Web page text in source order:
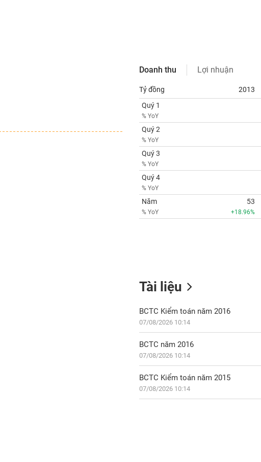
Doanh thu Lợi nhuận
Tỷ đồng
2013
Quý 1
% YoY
Quý 2
% YoY
Quý 3
% YoY
Quý 4
% YoY
Năm
% YoY
53
+18.96%
Tài liệu
BCTC Kiểm toán năm 2016
07/08/2026 10:14
BCTC năm 2016
07/08/2026 10:14
BCTC Kiểm toán năm 2015
07/08/2026 10:14